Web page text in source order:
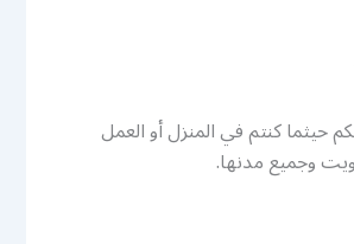
حيثما كنتم في المنزل أو العمل
وجميع مدنها.